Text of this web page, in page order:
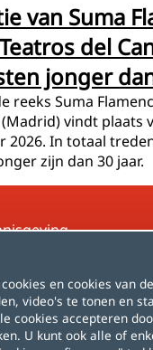
van Suma
del
jonger
reeks Suma
vindt plaats
2026. In totaal
zijn dan 30 jaar.
en cookies van
video's te tonen en
cookies accepteren
U kunt ook alle of